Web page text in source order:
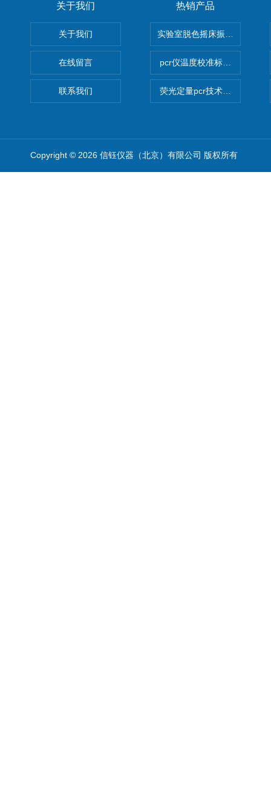
关于我们
关于我们
在线留言
联系我们
热销产品
实验室脱色摇床振荡器
pcr仪温度校准标定设备
荧光定量pcr技术定制化服务
Copyright © 2026 信钰仪器（北京）有限公司 版权所有